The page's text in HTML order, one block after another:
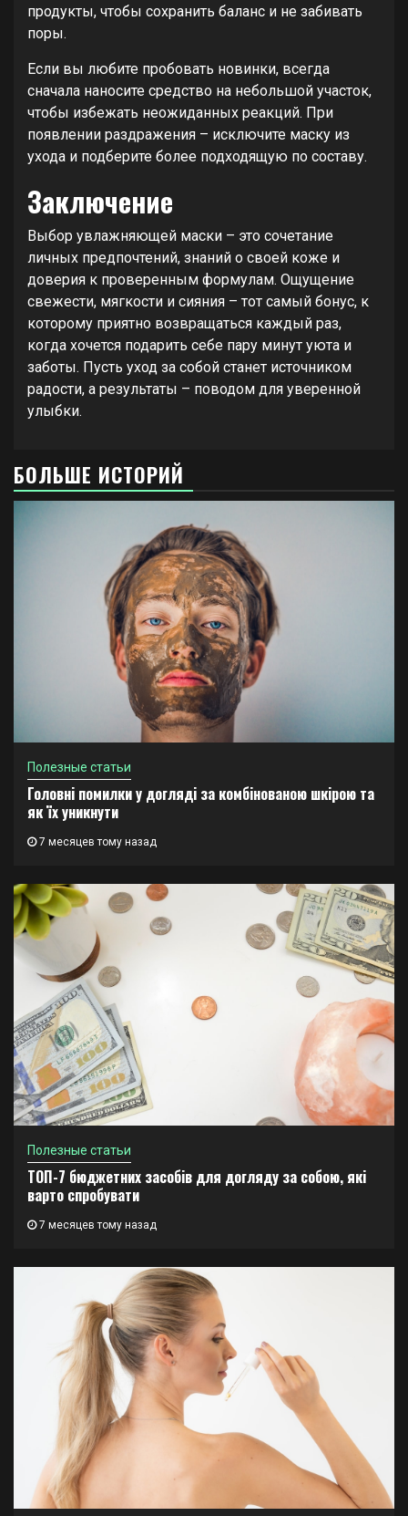
продукты, чтобы сохранить баланс и не забивать
поры.
Если вы любите пробовать новинки, всегда
сначала наносите средство на небольшой участок,
чтобы избежать неожиданных реакций. При
появлении раздражения – исключите маску из
ухода и подберите более подходящую по составу.
Заключение
Выбор увлажняющей маски – это сочетание
личных предпочтений, знаний о своей коже и
доверия к проверенным формулам. Ощущение
свежести, мягкости и сияния – тот самый бонус, к
которому приятно возвращаться каждый раз,
когда хочется подарить себе пару минут уюта и
заботы. Пусть уход за собой станет источником
радости, а результаты – поводом для уверенной
улыбки.
БОЛЬШЕ ИСТОРИЙ
Полезные статьи
Головні помилки у догляді за комбінованою шкірою та
як їх уникнути
7 месяцев тому назад
Полезные статьи
ТОП-7 бюджетних засобів для догляду за собою, які
варто спробувати
7 месяцев тому назад